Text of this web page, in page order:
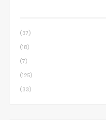
(37)
(18)
(7)
(125)
(33)